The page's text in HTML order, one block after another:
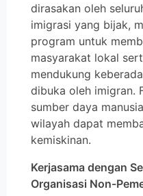
dirasakan oleh
imigrasi yang bijak,
program untuk
masyarakat lokal
mendukung
dibuka oleh imigran.
sumber daya
wilayah dapat
kemiskinan.
Kerjasama dengan
Organisasi Non-